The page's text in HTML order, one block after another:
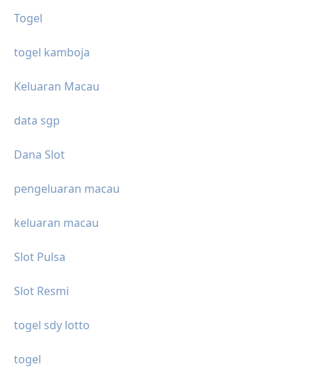
Togel
togel kamboja
Keluaran Macau
data sgp
Dana Slot
pengeluaran macau
keluaran macau
Slot Pulsa
Slot Resmi
togel sdy lotto
togel